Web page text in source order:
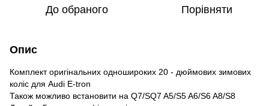
До обраного Порівняти
Опис
Комплект оригінальних одношироких 20 - дюймових зимових
коліс для Audi E-tron
Також можливо встановити на Q7/SQ7 A5/S5 A6/S6 A8/S8